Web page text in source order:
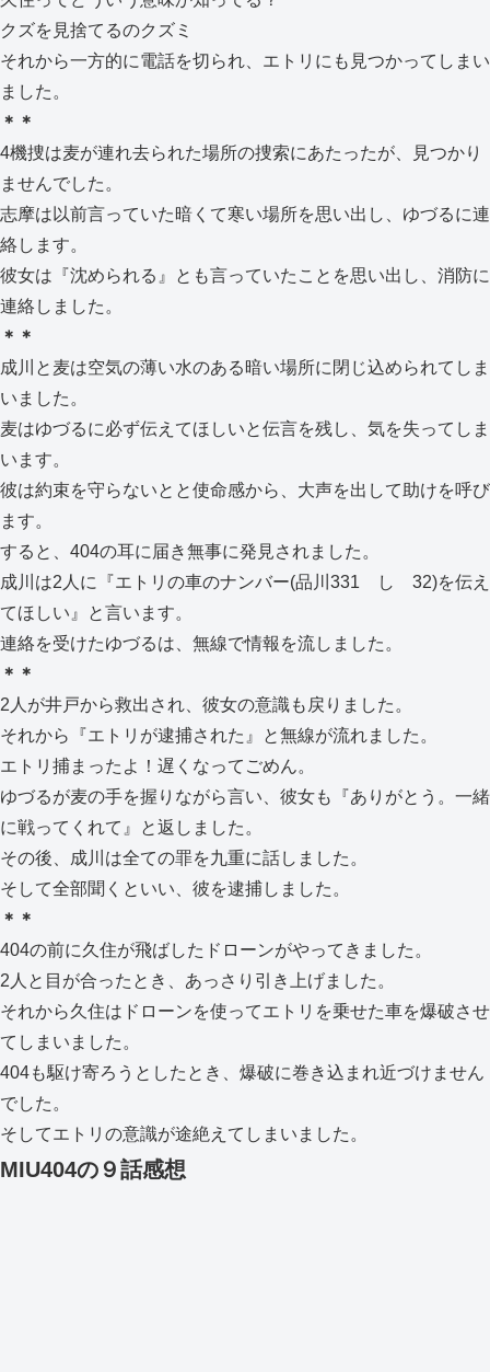
クズを見捨てるのクズミ
それから一方的に電話を切られ、エトリにも見つかってしまい
ました。
＊＊
4機捜は麦が連れ去られた場所の捜索にあたったが、見つかり
ませんでした。
志摩は以前言っていた暗くて寒い場所を思い出し、ゆづるに連
絡します。
彼女は『沈められる』とも言っていたことを思い出し、消防に
連絡しました。
＊＊
成川と麦は空気の薄い水のある暗い場所に閉じ込められてしま
いました。
麦はゆづるに必ず伝えてほしいと伝言を残し、気を失ってしま
います。
彼は約束を守らないとと使命感から、大声を出して助けを呼び
ます。
すると、404の耳に届き無事に発見されました。
成川は2人に『エトリの車のナンバー(品川331 し 32)を伝え
てほしい』と言います。
連絡を受けたゆづるは、無線で情報を流しました。
＊＊
2人が井戸から救出され、彼女の意識も戻りました。
それから『エトリが逮捕された』と無線が流れました。
エトリ捕まったよ！遅くなってごめん。
ゆづるが麦の手を握りながら言い、彼女も『ありがとう。一緒
に戦ってくれて』と返しました。
その後、成川は全ての罪を九重に話しました。
そして全部聞くといい、彼を逮捕しました。
＊＊
404の前に久住が飛ばしたドローンがやってきました。
2人と目が合ったとき、あっさり引き上げました。
それから久住はドローンを使ってエトリを乗せた車を爆破させ
てしまいました。
404も駆け寄ろうとしたとき、爆破に巻き込まれ近づけません
でした。
そしてエトリの意識が途絶えてしまいました。
MIU404の９話感想